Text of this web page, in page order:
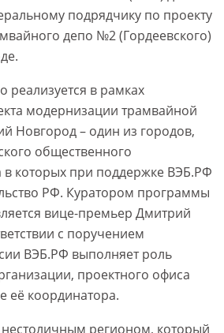
подрядчику по проекту
депо №2 (Гордеевского)
реализуется в рамках
модернизации трамвайной
Новгород – один из городов,
общественного
в которых при поддержке ВЭБ.РФ
РФ. Куратором программы
вице-премьер Дмитрий
с поручением
ВЭБ.РФ выполняет роль
проектного офиса
её координатора.
регионом, который